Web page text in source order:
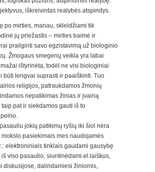
iškreivintas realybės atspindys.
po mirties, manau, skleidžiami tik
jų priežastis – mirties baimė ir
prailginti savo egzistavimą už biologinio
Žmogaus smegenų veikla yra labai
ištyrinėta, todėl ne visi biologiniai
būti lengvai suprasti ir paaiškinti. Tuo
religijos, patraukdamos žmonių
nepatikimas žinias ir įvairią
pat ir siekdamos gauti iš to
pasauliu jokių patikimų ryšių iki šiol nėra
mokslo pasiekimais mes naudojamės
elektroniniais tinklais gaudami gausybę
viso pasaulio, siuntinėdami el.laiškus,
diskusijose, dalindamiesi žiniomis,